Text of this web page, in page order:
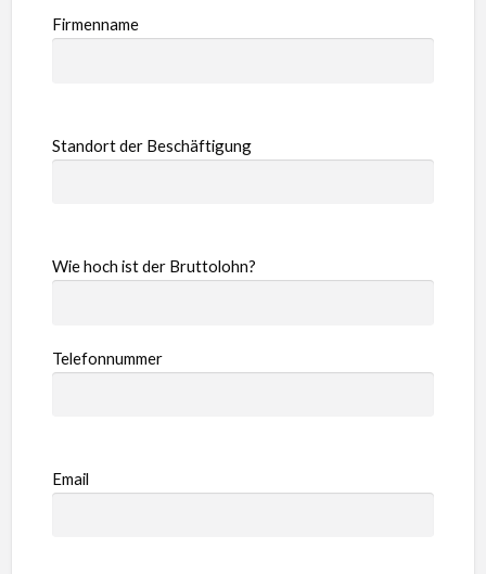
Firmenname
Standort der Beschäftigung
Wie hoch ist der Bruttolohn?
Telefonnummer
Email